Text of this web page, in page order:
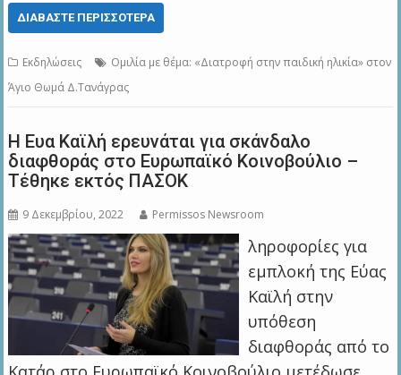
ΔΙΑΒΆΣΤΕ ΠΕΡΙΣΣΌΤΕΡΑ
Εκδηλώσεις
Ομιλία με θέμα: «Διατροφή στην παιδική ηλικία» στον
Άγιο Θωμά Δ.Τανάγρας
Η Ευα Καϊλή ερευνάται για σκάνδαλο
διαφθοράς στο Ευρωπαϊκό Κοινοβούλιο –
Τέθηκε εκτός ΠΑΣΟΚ
9 Δεκεμβρίου, 2022 Permissos Newsroom
ληροφορίες για
εμπλοκή της Εύας
Καϊλή στην
υπόθεση
διαφθοράς από το